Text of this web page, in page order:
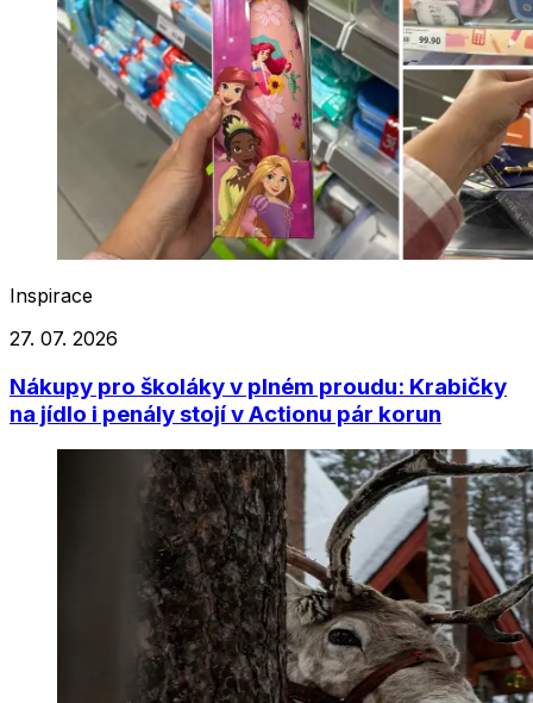
Inspirace
27. 07. 2026
Nákupy pro školáky v plném proudu: Krabičky
na jídlo i penály stojí v Actionu pár korun